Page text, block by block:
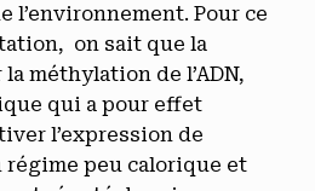
l’environnement. Pour ce
on sait que la
méthylation de l’ADN,
qui a pour effet
l’expression de
régime peu calorique et